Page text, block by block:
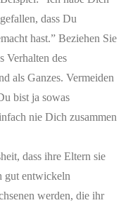
dass Du
hast.” Beziehen Sie
Verhalten des
als Ganzes. Vermeiden
bist ja sowas
nie Dich zusammen
dass ihre Eltern sie
gut entwickeln
werden, die ihr